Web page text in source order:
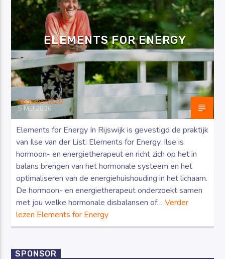
Luister RAZO online
ELEMENTS FOR ENERGY
Redactie RAZO
5 MEI 2026
Elements for Energy In Rijswijk is gevestigd de praktijk
van Ilse van der List: Elements for Energy. Ilse is
hormoon- en energietherapeut en richt zich op het in
balans brengen van het hormonale systeem en het
optimaliseren van de energiehuishouding in het lichaam.
De hormoon- en energietherapeut onderzoekt samen
met jou welke hormonale disbalansen of…Verder
lezen Elements for Energy
SPONSOR